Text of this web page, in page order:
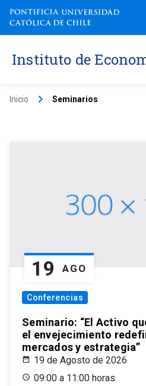
Instituto de
Inicio keyboard_arrow_right Seminarios
19 AGO
Conferencias
Seminario: “El Activo
el envejecimiento
mercados y estrategia”
19 de Agosto de 2026
09:00 a 11:00 horas